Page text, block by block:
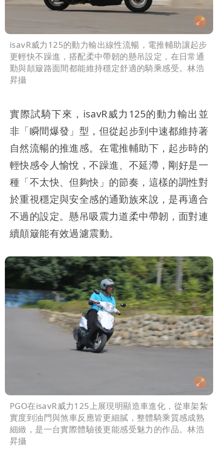
isavR威力125的動力輸出線性流暢，電推輔助讓起步
更輕快不躁進，搭配柔中帶韌的懸吊設定，在日常通
勤與顛簸路面間都能維持穩定舒適的騎乘感受。林浩
昇攝
實際試騎下來，isavR威力125的動力輸出並
非「瞬間爆發」型，但從起步到中速都維持著
自然流暢的推進感。在電推輔助下，起步時的
輕快感令人愉悅，不躁進、不延滯，剛好是一
種「不太快、但夠快」的節奏，這樣的調性對
於重視穩定與安全感的通勤族來說，是再適合
不過的設定。懸吊吸震力道柔中帶韌，面對連
續顛簸能有效過濾震動。
PGO在isavR威力125上展現明顯造車進化，從車架紮
實度到油門與煞車反應皆更細膩，整體騎乘質感成熟
細緻，是一台實際體驗後更能感受魅力的作品。林浩
昇攝